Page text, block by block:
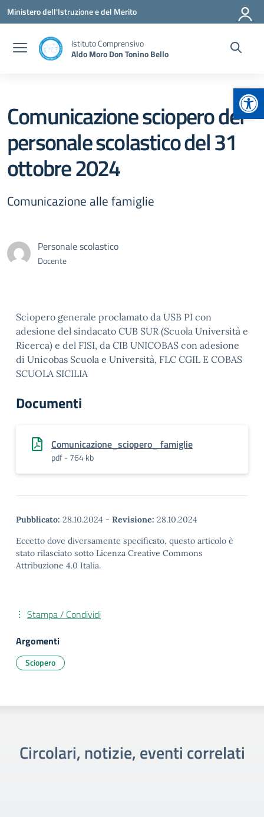
Vai ai contenuti
Vai al menu di navigazione
Vai al footer
Ministero dell'Istruzione e del Merito
Istituto Comprensivo
Aldo Moro Don Tonino Bello
Comunicazione sciopero del
personale scolastico del 31
ottobre 2024
Comunicazione alle famiglie
Personale scolastico
Docente
Sciopero generale proclamato da USB PI con
adesione del sindacato CUB SUR (Scuola Università e
Ricerca) e del FISI, da CIB UNICOBAS con adesione
di Unicobas Scuola e Università, FLC CGIL E COBAS
SCUOLA SICILIA
Documenti
Comunicazione_sciopero_ famiglie
pdf - 764 kb
Pubblicato: 28.10.2024 - Revisione: 28.10.2024
Eccetto dove diversamente specificato, questo articolo è
stato rilasciato sotto Licenza Creative Commons
Attribuzione 4.0 Italia.
Stampa / Condividi
Argomenti
Sciopero
Circolari, notizie, eventi correlati